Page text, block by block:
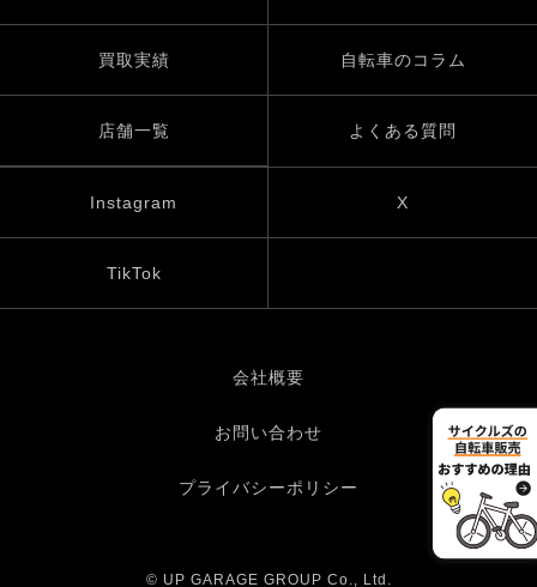
買取実績 自転車のコラム
店舗一覧 よくある質問
Instagram X
TikTok
会社概要
お問い合わせ
プライバシーポリシー
© UP GARAGE GROUP Co., Ltd.